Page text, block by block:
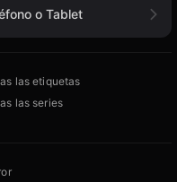
o Tablet
las etiquetas
las series